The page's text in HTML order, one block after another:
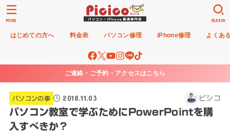
はじめての方へ 料金表 パソコン修理 iPhone修理 よくあ
SEARCH
MENU
ご連絡・ご予約・アクセスはこちら
パソコンの事 2018.11.03 ピシコ
パソコン教室で学ぶためにPowerPointを購
入すべきか？